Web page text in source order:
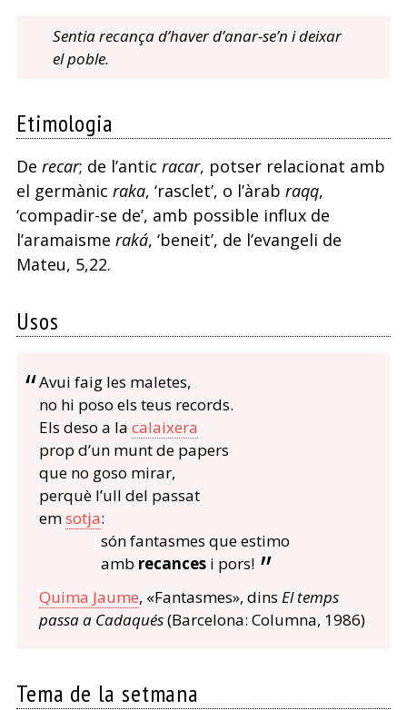
Sentia recança d’haver d’anar-se’n i deixar
el poble.
Etimologia
De recar; de l’antic racar, potser relacionat amb
el germànic raka, ‘rasclet’, o l’àrab raqq,
‘compadir-se de’, amb possible influx de
l’aramaisme raká, ‘beneit’, de l’evangeli de
Mateu, 5,22.
Usos
Avui faig les maletes,
no hi poso els teus records.
Els deso a la calaixera
prop d’un munt de papers
que no goso mirar,
perquè l’ull del passat
emsotja:
són fantasmes que estimo
amb recancesi pors!
Quima Jaume, «Fantasmes», dins El temps
passa a Cadaqués(Barcelona: Columna, 1986)
Tema de la setmana